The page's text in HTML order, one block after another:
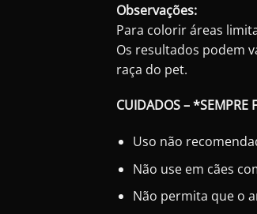
Observações:
Para colorir áreas
Os resultados podem
raça do pet.
CUIDADOS – *SEMPRE
Uso não
Não use em cães
Não permita que o